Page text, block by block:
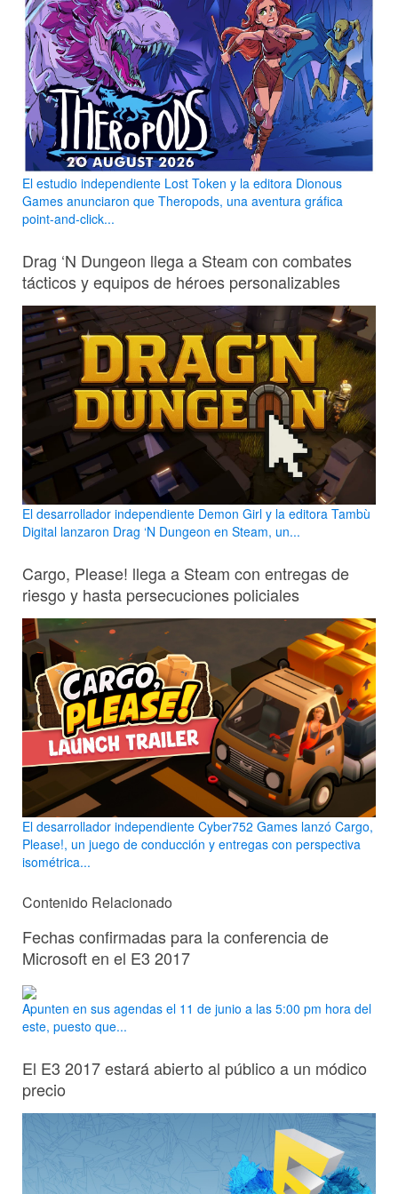
El estudio independiente Lost Token y la editora Dionous
Games anunciaron que Theropods, una aventura gráfica
point-and-click...
Drag ‘N Dungeon llega a Steam con combates
tácticos y equipos de héroes personalizables
El desarrollador independiente Demon Girl y la editora Tambù
Digital lanzaron Drag ‘N Dungeon en Steam, un...
Cargo, Please! llega a Steam con entregas de
riesgo y hasta persecuciones policiales
El desarrollador independiente Cyber752 Games lanzó Cargo,
Please!, un juego de conducción y entregas con perspectiva
isométrica...
Contenido Relacionado
Fechas confirmadas para la conferencia de
Microsoft en el E3 2017
Apunten en sus agendas el 11 de junio a las 5:00 pm hora del
este, puesto que...
El E3 2017 estará abierto al público a un módico
precio